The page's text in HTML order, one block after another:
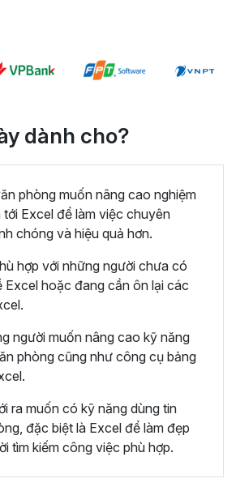
dành cho?
phòng muốn nâng cao nghiệm
tới Excel để làm việc chuyên
chóng và hiệu quả hơn.
hợp với những người chưa có
Excel hoặc đang cần ôn lại các
người muốn nâng cao kỹ năng
phòng cũng như công cụ bảng
ra muốn có kỹ năng dùng tin
đặc biệt là Excel để làm đẹp
tìm kiếm công việc phù hợp.